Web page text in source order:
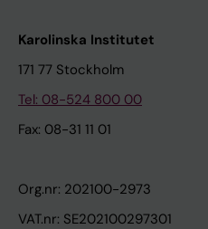
Karolinska Institutet
171 77 Stockholm
Tel: 08-524 800 00
Fax: 08-31 11 01
Org.nr: 202100-2973
VAT.nr: SE202100297301